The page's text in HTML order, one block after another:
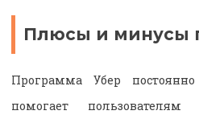
Плюсы и минусы
Программа Убер постоянно
помогает пользователям